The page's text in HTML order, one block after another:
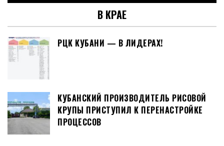
В КРАЕ
РЦК КУБАНИ — В ЛИДЕРАХ!
КУБАНСКИЙ ПРОИЗВОДИТЕЛЬ РИСОВОЙ
КРУПЫ ПРИСТУПИЛ К ПЕРЕНАСТРОЙКЕ
ПРОЦЕССОВ